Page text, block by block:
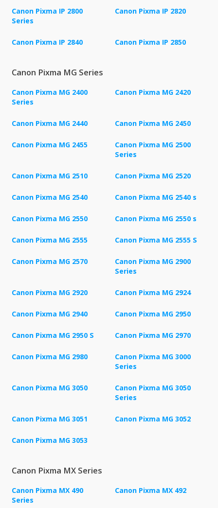
Canon Pixma IP 2800
Series
Canon Pixma IP 2820
Canon Pixma IP 2840 Canon Pixma IP 2850
Canon Pixma MG Series
Canon Pixma MG 2400
Series
Canon Pixma MG 2420
Canon Pixma MG 2440 Canon Pixma MG 2450
Canon Pixma MG 2455
Canon Pixma MG 2500
Series
Canon Pixma MG 2510 Canon Pixma MG 2520
Canon Pixma MG 2540 Canon Pixma MG 2540 s
Canon Pixma MG 2550 Canon Pixma MG 2550 s
Canon Pixma MG 2555 Canon Pixma MG 2555 S
Canon Pixma MG 2570
Canon Pixma MG 2900
Series
Canon Pixma MG 2920 Canon Pixma MG 2924
Canon Pixma MG 2940 Canon Pixma MG 2950
Canon Pixma MG 2950 S Canon Pixma MG 2970
Canon Pixma MG 2980
Canon Pixma MG 3000
Series
Canon Pixma MG 3050
Canon Pixma MG 3050
Series
Canon Pixma MG 3051 Canon Pixma MG 3052
Canon Pixma MG 3053
Canon Pixma MX Series
Canon Pixma MX 490
Series
Canon Pixma MX 492